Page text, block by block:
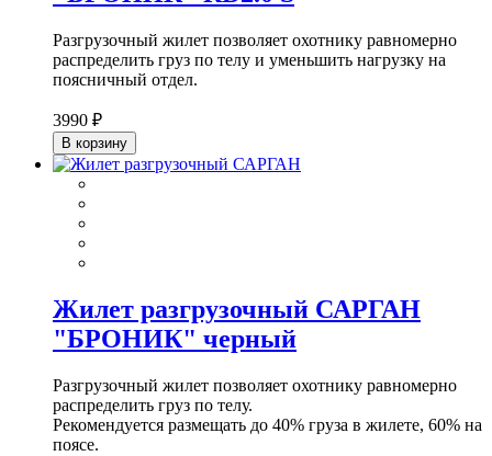
Разгрузочный жилет позволяет охотнику равномерно
распределить груз по телу и уменьшить нагрузку на
поясничный отдел.
3990 ₽
В корзину
Жилет разгрузочный САРГАН
"БРОНИК" черный
Разгрузочный жилет позволяет охотнику равномерно
распределить груз по телу.
Рекомендуется размещать до 40% груза в жилете, 60% на
поясе.